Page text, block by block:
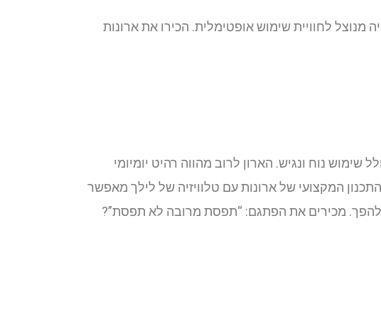
מנוצל לחוויית שימוש אופטימלית. הכירו את ארונות
נוח ונגיש. הארון לרוב מהווה רהיט יומיומי
המקצועי של ארונות עם טלוויזיה של לילך מאפשר
להפך. מכירים את הפתגם: “תפסת מרובה לא תפסת”?